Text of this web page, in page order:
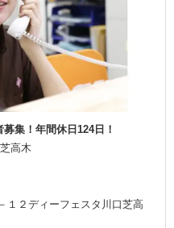
集！年間休日124日！
高木
１２ディーフェスタ川口芝高